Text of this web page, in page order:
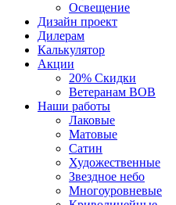
Освещение
Дизайн проект
Дилерам
Калькулятор
Акции
20% Скидки
Ветеранам ВОВ
Наши работы
Лаковые
Матовые
Сатин
Художественные
Звездное небо
Многоуровневые